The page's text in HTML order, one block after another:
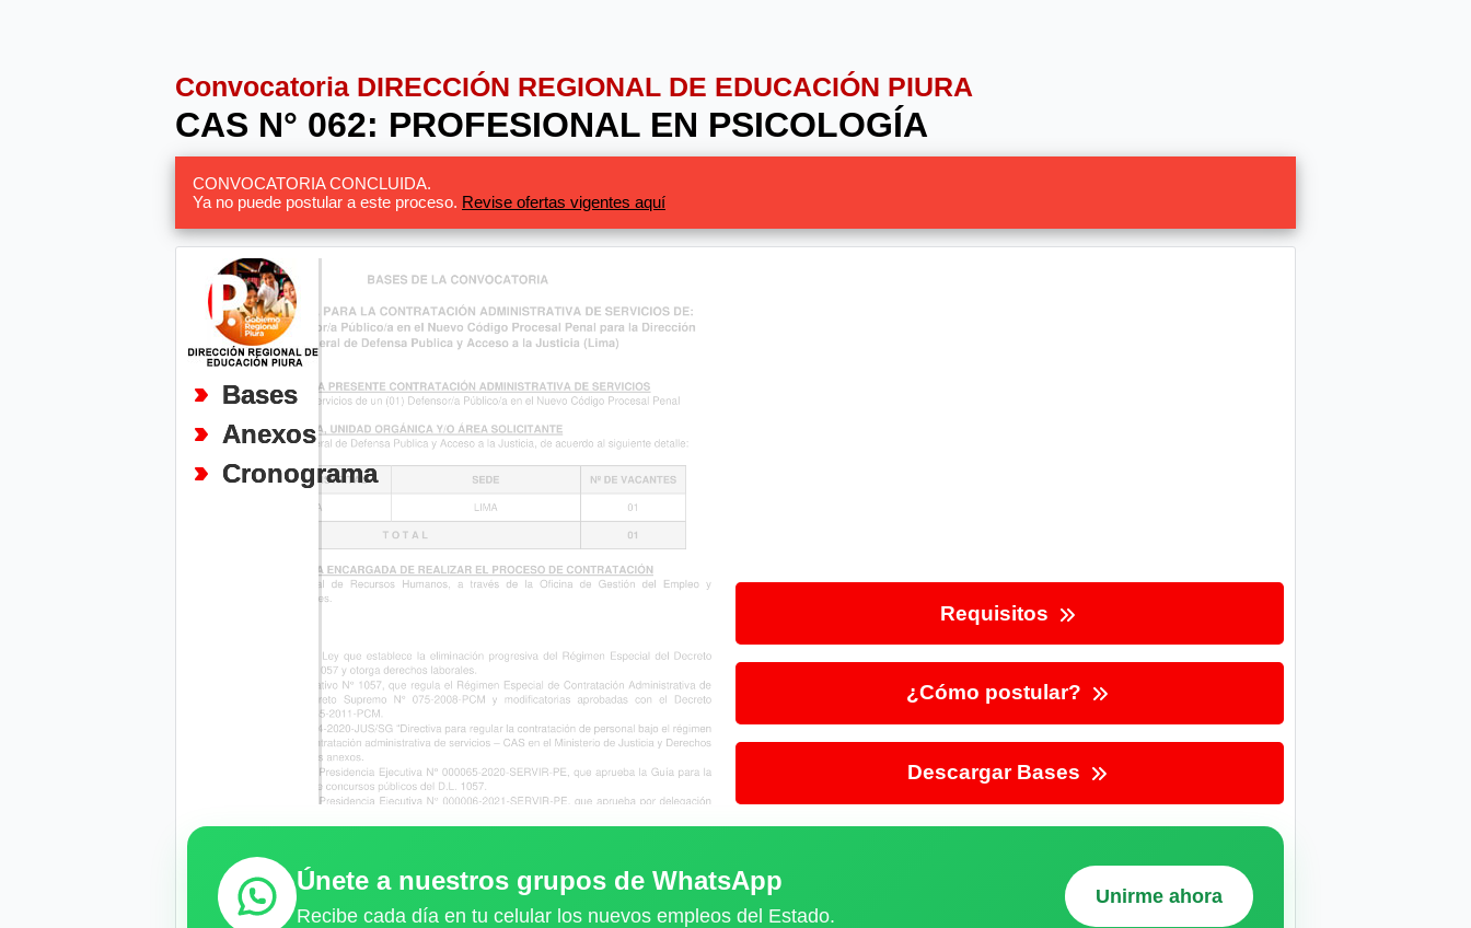
Convocatoria DIRECCIÓN REGIONAL DE EDUCACIÓN PIURA
CAS N° 062: PROFESIONAL EN PSICOLOGÍA
CONVOCATORIA CONCLUIDA.
Ya no puede postular a este proceso. Revise ofertas vigentes aquí
Bases
Anexos
Cronograma
Requisitos
¿Cómo postular?
Descargar Bases
Únete a nuestros grupos de WhatsApp
Recibe cada día en tu celular los nuevos empleos del Estado.
Unirme ahora